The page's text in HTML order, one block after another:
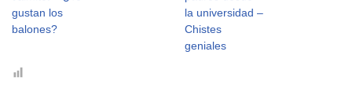
gustan los
balones?
la universidad –
Chistes
geniales